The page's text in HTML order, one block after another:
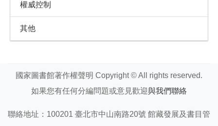
權威控制
其他
國家圖書館著作權聲明 Copyright © All rights reserved.
如果您有任何分編問題或意見歡迎與我們聯絡
聯絡地址：100201 臺北市中山南路20號 館藏發展及書目管